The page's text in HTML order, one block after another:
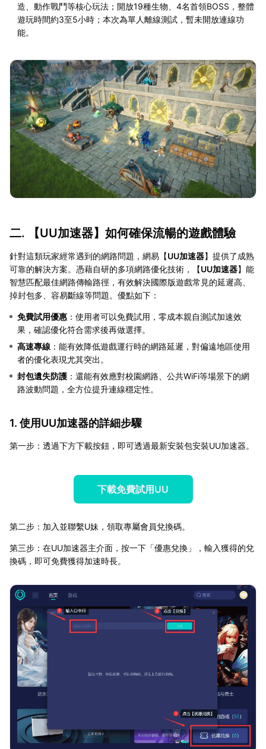
造、動作戰鬥等核心玩法；開放19種生物、4名首領BOSS，整體
遊玩時間約3至5小時；本次為單人離線測試，暫未開放連線功
能。
二. 【UU加速器】如何確保流暢的遊戲體驗
針對這類玩家經常遇到的網路問題，網易【UU加速器】提供了成熟
可靠的解決方案。憑藉自研的多項網路優化技術，【UU加速器】能
智慧匹配最佳網路傳輸路徑，有效解決國際版遊戲常見的延遲高、
掉封包多、容易斷線等問題。優點如下：
免費試用優惠 ：使用者可以免費試用，零成本親自測試加速效
果，確認優化符合需求後再做選擇。
高速專線 ：能有效降低遊戲運行時的網路延遲，對偏遠地區使用
者的優化表現尤其突出。
封包遺失防護 ：還能有效應對校園網路、公共WiFi等場景下的網
路波動問題，全方位提升連線穩定性。
1. 使用UU加速器的詳細步驟
第一步：透過下方下載按鈕，即可透過最新安裝包安裝UU加速器。
下載免費試用UU
第二步：加入並聯繫U妹，領取專屬會員兌換碼。
第三步：在UU加速器主介面，按一下「優惠兌換」，輸入獲得的兌
換碼，即可免費獲得加速時長。